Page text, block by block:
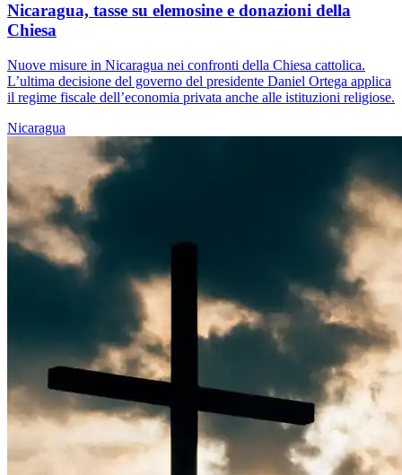
Nicaragua, tasse su elemosine e donazioni della
Chiesa
Nuove misure in Nicaragua nei confronti della Chiesa cattolica.
L’ultima decisione del governo del presidente Daniel Ortega applica
il regime fiscale dell’economia privata anche alle istituzioni religiose.
Nicaragua